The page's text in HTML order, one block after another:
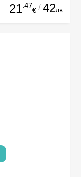
21.47
€ / 42лв.